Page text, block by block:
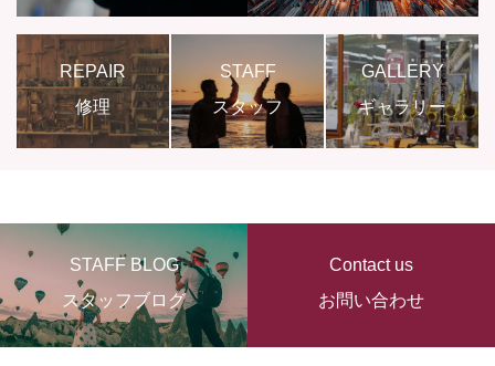
REPAIR
修理
STAFF
スタッフ
GALLERY
ギャラリー
STAFF BLOG
スタッフブログ
Contact us
お問い合わせ